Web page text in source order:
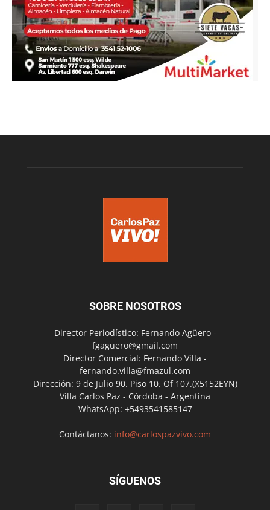
SOBRE NOSOTROS
Director Periodístico: Fernando Agüero -
fgaguero@gmail.com
Director Comercial: Fernando Villa -
fernando.villa@fmazul.com
Dirección: 9 de Julio 90. Piso 10. Of 107.(X5152EYN)
Villa Carlos Paz - Córdoba - Argentina
WhatsApp: +5493541585147
Contáctanos: info@carlospazvivo.com
SÍGUENOS